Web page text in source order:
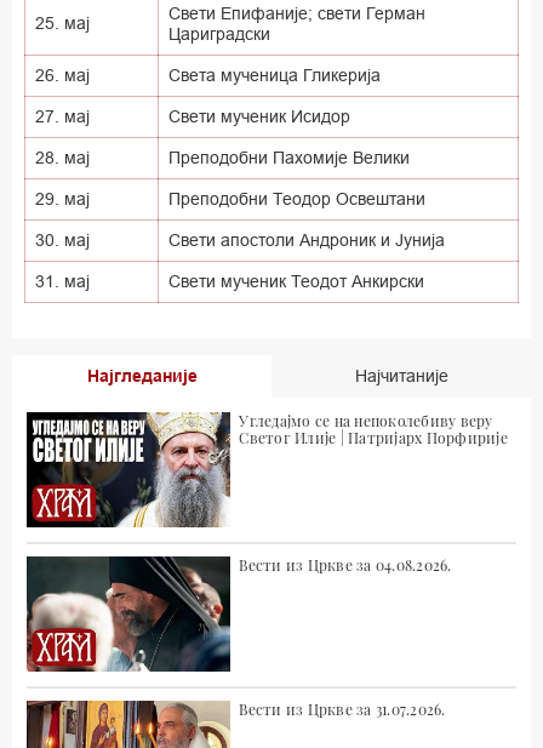
25. мај
Свети Епифаније; свети Герман
Цариградски
26. мај Света мученица Гликерија
27. мај Свети мученик Исидор
28. мај Преподобни Пахомије Велики
29. мај Преподобни Теодор Освештани
30. мај Свети апостоли Андроник и Јунија
31. мај Свети мученик Теодот Анкирски
Најгледаније Најчитаније
Угледајмо се на непоколебиву веру
Светог Илије | Патријарх Порфирије
Вести из Цркве за 04.08.2026.
Вести из Цркве за 31.07.2026.